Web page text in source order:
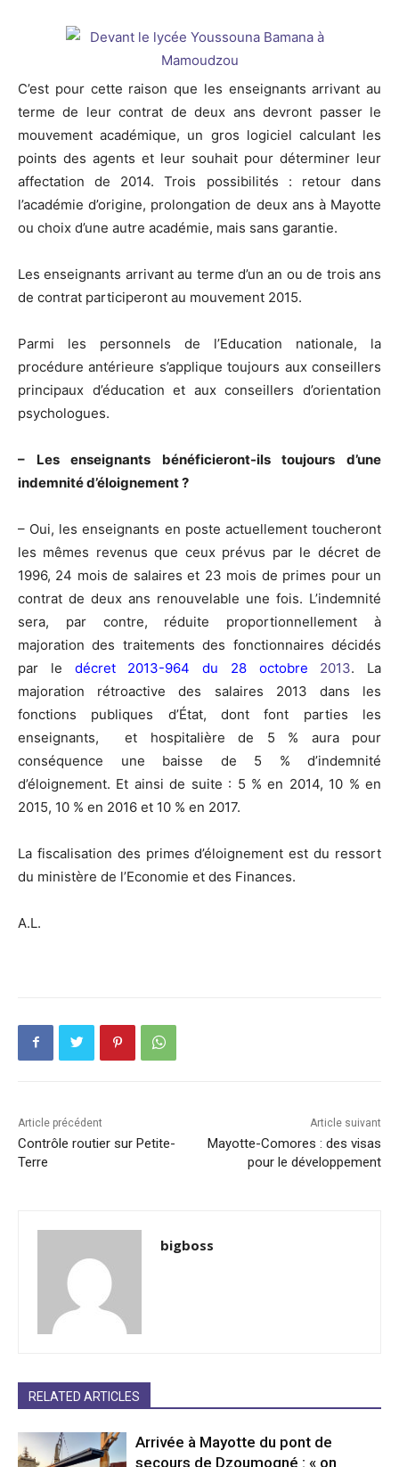
C’est pour cette raison que les enseignants arrivant au
terme de leur contrat de deux ans devront passer le
mouvement académique, un gros logiciel calculant les
points des agents et leur souhait pour déterminer leur
affectation de 2014. Trois possibilités : retour dans
l’académie d’origine, prolongation de deux ans à Mayotte
ou choix d’une autre académie, mais sans garantie.
Les enseignants arrivant au terme d’un an ou de trois ans
de contrat participeront au mouvement 2015.
Parmi les personnels de l’Education nationale, la
procédure antérieure s’applique toujours aux conseillers
principaux d’éducation et aux conseillers d’orientation
psychologues.
– Les enseignants bénéficieront-ils toujours d’une
indemnité d’éloignement ?
– Oui, les enseignants en poste actuellement toucheront
les mêmes revenus que ceux prévus par le décret de
1996, 24 mois de salaires et 23 mois de primes pour un
contrat de deux ans renouvelable une fois. L’indemnité
sera, par contre, réduite proportionnellement à
majoration des traitements des fonctionnaires décidés
par le décret 2013-964 du 28 octobre 2013. La
majoration rétroactive des salaires 2013 dans les
fonctions publiques d’État, dont font parties les
enseignants, et hospitalière de 5 % aura pour
conséquence une baisse de 5 % d’indemnité
d’éloignement. Et ainsi de suite : 5 % en 2014, 10 % en
2015, 10 % en 2016 et 10 % en 2017.
La fiscalisation des primes d’éloignement est du ressort
du ministère de l’Economie et des Finances.
A.L.
Article précédent
Contrôle routier sur Petite-
Terre
Article suivant
Mayotte-Comores : des visas
pour le développement
bigboss
RELATED ARTICLES
Arrivée à Mayotte du pont de
secours de Dzoumogné : « on